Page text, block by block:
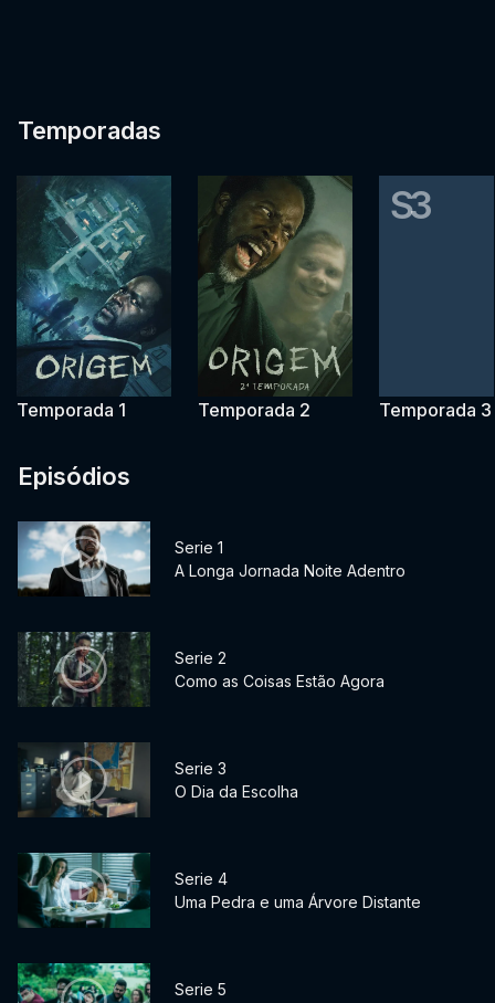
Temporadas
Temporada 1 Temporada 2
S3
Temporada 3
Episódios
Serie 1
A Longa Jornada Noite Adentro
Serie 2
Como as Coisas Estão Agora
Serie 3
O Dia da Escolha
Serie 4
Uma Pedra e uma Árvore Distante
Serie 5